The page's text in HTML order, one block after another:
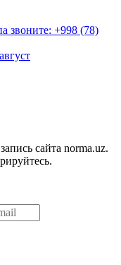
звоните: +998 (78)
сайта norma.uz.